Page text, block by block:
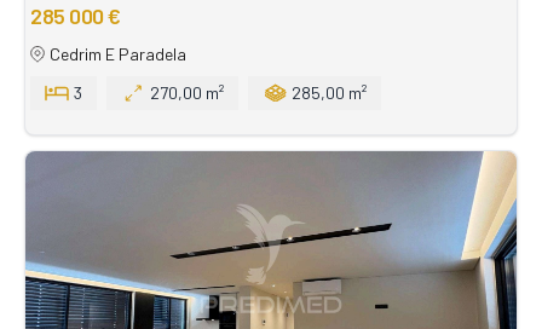
285 000 €
Cedrim E Paradela
3
270,00 m² 285,00 m²